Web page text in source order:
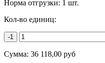
Норма отгрузки: 1 шт.
Кол-во единиц:
-1
Сумма: 36 118,00 руб